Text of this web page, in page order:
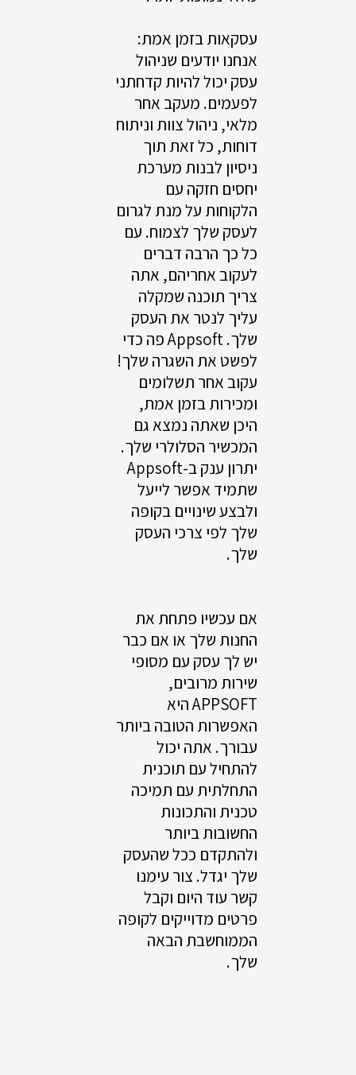
עסקאות בזמן אמת:
אנחנו יודעים שניהול
עסק יכול להיות קדחתני
לפעמים. מעקב אחר
מלאי, ניהול צוות וניתוח
דוחות, כל זאת תוך
ניסיון לבנות מערכת
יחסים חזקה עם
הלקוחות על מנת לגרום
לעסק שלך לצמוח. עם
כל כך הרבה דברים
לעקוב אחריהם, אתה
צריך תוכנה שמקלה
עליך לנטר את העסק
שלך. Appsoft פה כדי
לפשט את השגרה שלך!
עקוב אחר תשלומים
ומכירות בזמן אמת,
היכן שאתה נמצא גם
המכשיר הסלולרי שלך.
יתרון ענק ב-Appsoft
שתמיד אפשר לייעל
ולבצע שינויים בקופה
שלך לפי צרכי העסק
שלך.
אם עכשיו פתחת את
החנות שלך או אם כבר
יש לך עסק עם מסופי
שירות מרובים,
APPSOFT היא
האפשרות הטובה ביותר
עבורך. אתה יכול
להתחיל עם תוכנית
התחלתית עם תמיכה
טכנית והתכונות
החשובות ביותר
ולהתקדם ככל שהעסק
שלך יגדל. צור עימנו
קשר עוד היום וקבל
פרטים מדוייקים לקופה
הממוחשבת הבאה
שלך.